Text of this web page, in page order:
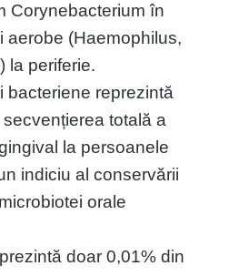
Corynebacterium în
aerobe (Haemophilus,
la periferie.
bacteriene reprezintă
totală a
la persoanele
indiciu al conservării
orale
doar 0,01% din